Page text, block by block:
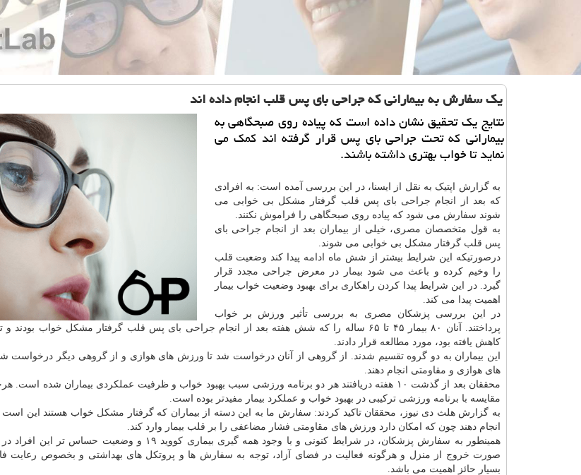
یك سفارش به بیمارانی كه جراحی بای پس قلب انجام داده اند
نتایج یك تحقیق نشان داده است كه پیاده روی صبحگاهی به
بیمارانی كه تحت جراحی بای پس قرار گرفته اند كمك می
نماید تا خواب بهتری داشته باشند.
به گزارش اپتیک به نقل از ایسنا، در این بررسی آمده است: به افرادی
که بعد از انجام جراحی بای پس قلب گرفتار مشکل بی خوابی می
شوند سفارش می شود که پیاده روی صبحگاهی را فراموش نکنند.
به قول متخصصان مصری، خیلی از بیماران بعد از انجام جراحی بای
پس قلب گرفتار مشکل بی خوابی می شوند.
درصورتیکه این شرایط بیشتر از شش ماه ادامه پیدا کند وضعیت قلب
را وخیم کرده و باعث می شود بیمار در معرض جراحی مجدد قرار
گیرد. در این شرایط پیدا کردن راهکاری برای بهبود وضعیت خواب بیمار
اهمیت پیدا می کند.
در این بررسی پزشکان مصری به بررسی تأثیر ورزش بر خواب
پرداختند. آنان ۸۰ بیمار ۴۵ تا ۶۵ ساله را که شش هفته بعد از انجام جراحی بای پس قلب گرفتار مشکل خواب
کاهش یافته بود، مورد مطالعه قرار دادند.
این بیماران به دو گروه تقسیم شدند. از گروهی از آنان درخواست شد تا ورزش های هوازی و از گروهی دیگر درخواست
های هوازی و مقاومتی انجام دهند.
محققان بعد از گذشت ۱۰ هفته دریافتند هر دو برنامه ورزشی سبب بهبود خواب و ظرفیت عملکردی بیماران شده
مقایسه با برنامه ورزشی ترکیبی در بهبود خواب و عملکرد بیمار مفیدتر بوده است.
به گزارش هلث دی نیوز، محققان تاکید کردند: سفارش ما به این دسته از بیماران که گرفتار مشکل خواب هستند این
انجام دهند چون که امکان دارد ورزش های مقاومتی فشار مضاعفی را بر قلب بیمار وارد کند.
همینطور به سفارش پزشکان، در شرایط کنونی و با وجود همه گیری بیماری کووید ۱۹
صورت خروج از منزل و هرگونه فعالیت در فضای آزاد، توجه به سفارش ها و پروتکل های بهداشتی و بخصوص رعایت
بسیار حائز اهمیت می باشد.